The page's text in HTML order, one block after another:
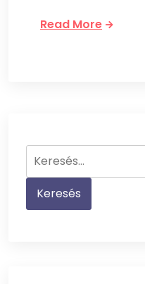
Read More
Keresés: